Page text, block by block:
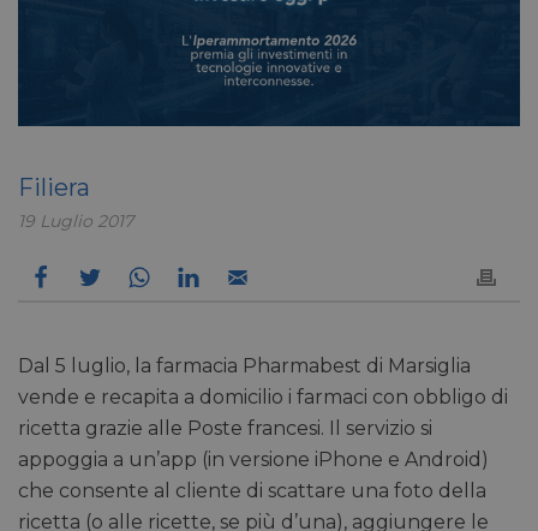
Filiera
19 Luglio 2017
Dal 5 luglio, la farmacia Pharmabest di Marsiglia
vende e recapita a domicilio i farmaci con obbligo di
ricetta grazie alle Poste francesi. Il servizio si
appoggia a un’app (in versione iPhone e Android)
che consente al cliente di scattare una foto della
ricetta (o alle ricette, se più d’una), aggiungere le